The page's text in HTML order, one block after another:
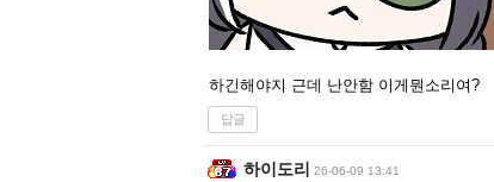
하긴해야지 근데 난안함 이게뭔소리여?
답글
하이도리 26-06-09 13:41